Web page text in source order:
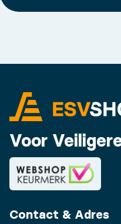
Voor
Contact & Adres